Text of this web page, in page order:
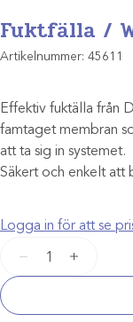
Fuktfälla /
Artikelnummer: 45611
Effektiv fuktälla från
famtaget membran
att ta sig in systemet.
Säkert och enkelt att
Logga in för att se
Fuktfälla
Waterlock
2
+